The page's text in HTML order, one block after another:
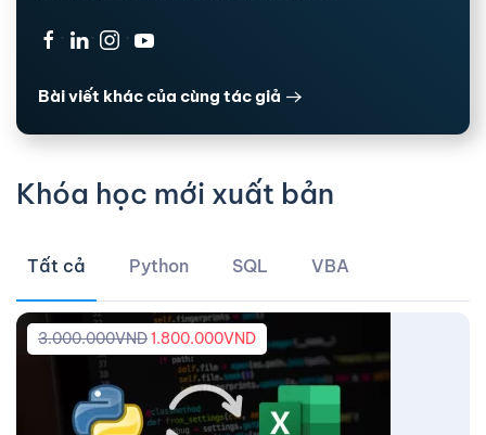
· · ·
Bài viết khác của cùng tác giả
Khóa học mới xuất bản
Tất cả Python SQL VBA
3.000.000VND1.800.000VND